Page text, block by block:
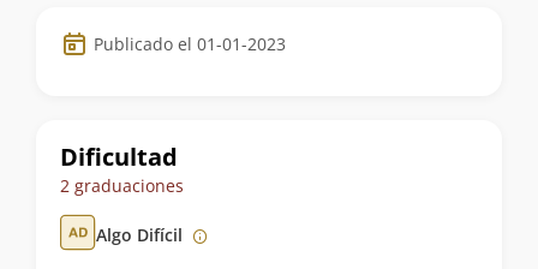
Datos
de
ruta
Publicado el 01-01-2023
Dificultad
2 graduaciones
Algo Difícil